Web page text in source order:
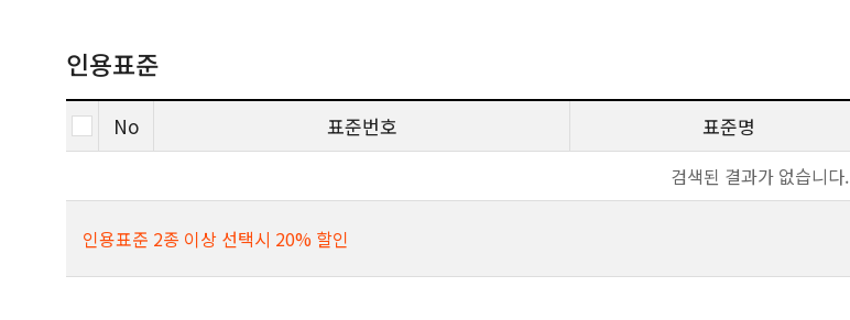
인용표준
No 표준번호 표준명
검색된 결과가 없습니다.
인용표준 2종 이상 선택시 20% 할인